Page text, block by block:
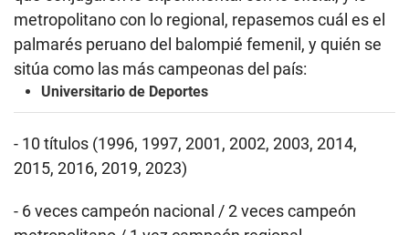
metropolitano con lo regional, repasemos cuál es el
palmarés peruano del balompié femenil, y quién se
sitúa como las más campeonas del país:
Universitario de Deportes
- 10 títulos (1996, 1997, 2001, 2002, 2003, 2014,
2015, 2016, 2019, 2023)
- 6 veces campeón nacional / 2 veces campeón